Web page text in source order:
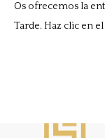
Os ofrecemos la
Tarde. Haz clic en